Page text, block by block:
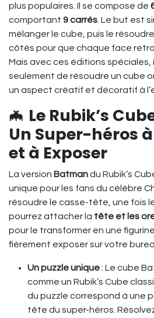
plus populaires. Il se compose de
comportant 9 carrés . Le but est
mélanger le cube, puis le
côtés pour que chaque face
Mais avec ces éditions spéciales,
seulement de résoudre un cube
un aspect créatif et décoratif à
🦇 Le Rubik’s
Un Super-héros
et à Exposer
La version Batmandu Rubik’s
unique pour les fans du célèbre
résoudre le casse-tête, une fois
pourrez attacher la tête et les
pour le transformer en une
fièrement exposer sur votre
Un puzzle unique: Le cube
comme un Rubik’s Cube
du puzzle correspond à une
tête du super-héros.